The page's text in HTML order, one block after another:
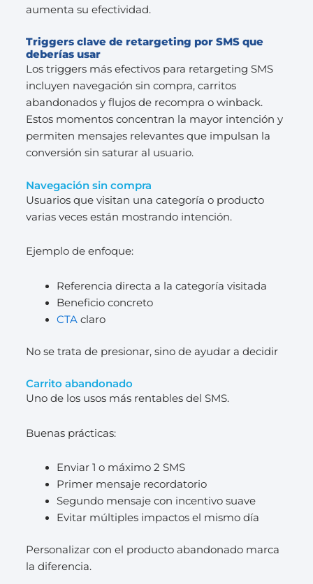
aumenta su efectividad.
Triggers clave de retargeting por SMS que
deberías usar
Los triggers más efectivos para retargeting SMS
incluyen navegación sin compra, carritos
abandonados y flujos de recompra o winback.
Estos momentos concentran la mayor intención y
permiten mensajes relevantes que impulsan la
conversión sin saturar al usuario.
Navegación sin compra
Usuarios que visitan una categoría o producto
varias veces están mostrando intención.
Ejemplo de enfoque:
Referencia directa a la categoría visitada
Beneficio concreto
CTAclaro
No se trata de presionar, sino de ayudar a decidir
Carrito abandonado
Uno de los usos más rentables del SMS.
Buenas prácticas:
Enviar 1 o máximo 2 SMS
Primer mensaje recordatorio
Segundo mensaje con incentivo suave
Evitar múltiples impactos el mismo día
Personalizar con el producto abandonado marca
la diferencia.